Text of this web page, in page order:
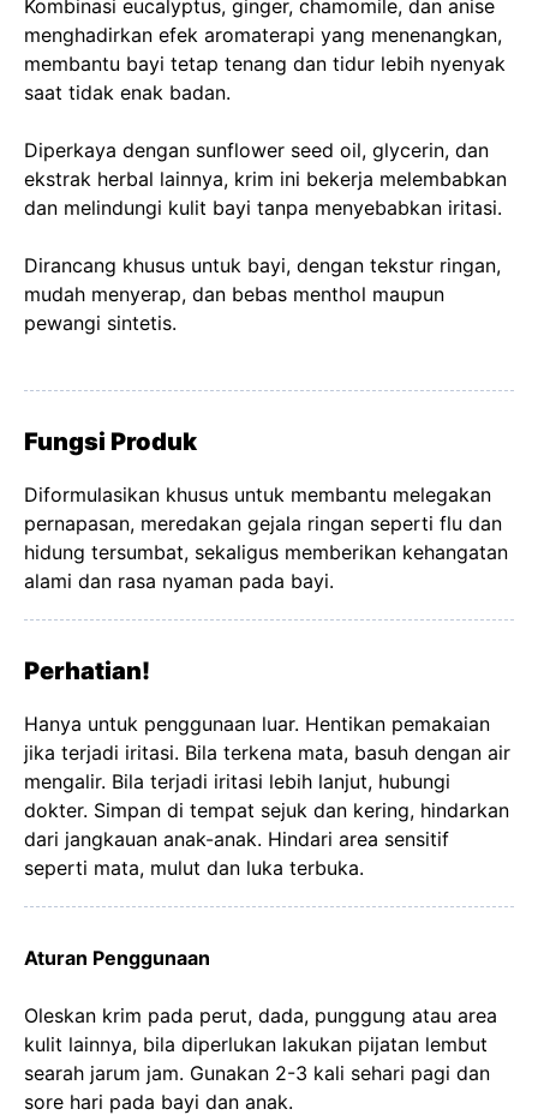
Kombinasi eucalyptus, ginger, chamomile, dan anise
menghadirkan efek aromaterapi yang menenangkan,
membantu bayi tetap tenang dan tidur lebih nyenyak
saat tidak enak badan.
Diperkaya dengan sunflower seed oil, glycerin, dan
ekstrak herbal lainnya, krim ini bekerja melembabkan
dan melindungi kulit bayi tanpa menyebabkan iritasi.
Dirancang khusus untuk bayi, dengan tekstur ringan,
mudah menyerap, dan bebas menthol maupun
pewangi sintetis.
Fungsi Produk
Diformulasikan khusus untuk membantu melegakan
pernapasan, meredakan gejala ringan seperti flu dan
hidung tersumbat, sekaligus memberikan kehangatan
alami dan rasa nyaman pada bayi.
Perhatian!
Hanya untuk penggunaan luar. Hentikan pemakaian
jika terjadi iritasi. Bila terkena mata, basuh dengan air
mengalir. Bila terjadi iritasi lebih lanjut, hubungi
dokter. Simpan di tempat sejuk dan kering, hindarkan
dari jangkauan anak-anak. Hindari area sensitif
seperti mata, mulut dan luka terbuka.
Aturan Penggunaan
Oleskan krim pada perut, dada, punggung atau area
kulit lainnya, bila diperlukan lakukan pijatan lembut
searah jarum jam. Gunakan 2-3 kali sehari pagi dan
sore hari pada bayi dan anak.